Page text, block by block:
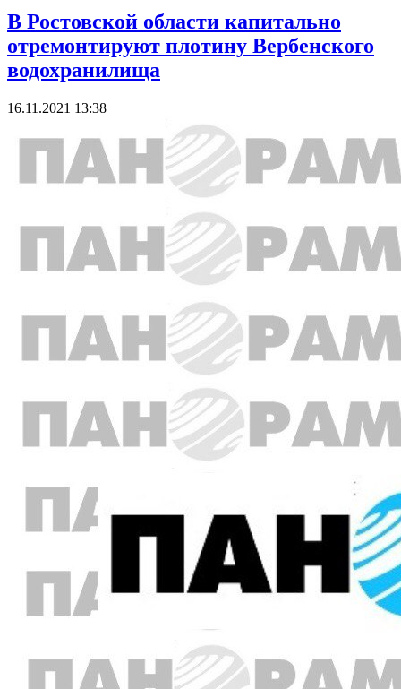
В Ростовской области капитально
отремонтируют плотину Вербенского
водохранилища
16.11.2021 13:38